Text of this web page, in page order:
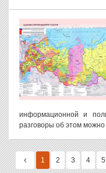
информационной и
разговоры об этом
1 2 3 4 5